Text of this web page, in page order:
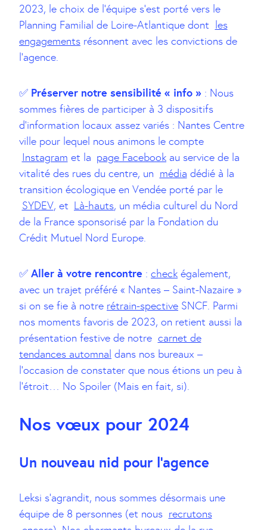
2023, le choix de l’équipe s’est porté vers le
Planning Familial de Loire-Atlantique dont
les
engagements résonnent avec les convictions de
l’agence.
✅ Préserver notre sensibilité « info » : Nous
sommes fières de participer à 3 dispositifs
d’information locaux assez variés : Nantes Centre
ville pour lequel nous animons le compte
Instagram et la page Facebook au service de la
vitalité des rues du centre, un média dédié à la
transition écologique en Vendée porté par le
SYDEV, et Là-hauts, un média culturel du Nord
de la France sponsorisé par la Fondation du
Crédit Mutuel Nord Europe.
✅ Aller à votre rencontre : check également,
avec un trajet préféré « Nantes – Saint-Nazaire »
si on se fie à notre rétrain-spective SNCF. Parmi
nos moments favoris de 2023, on retient aussi la
présentation festive de notre carnet de
tendances automnal dans nos bureaux –
l’occasion de constater que nous étions un peu à
l’étroit… No Spoiler (Mais en fait, si).
Nos vœux pour 2024
Un nouveau nid pour l’agence
Leksi s’agrandit, nous sommes désormais une
équipe de 8 personnes (et nous recrutons